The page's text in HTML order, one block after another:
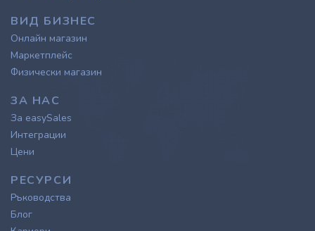
ВИД БИЗНЕС
Онлайн магазин
Маркетплейс
Физически магазин
ЗА НАС
За easySales
Интеграции
Цени
РЕСУРСИ
Ръководства
Блог